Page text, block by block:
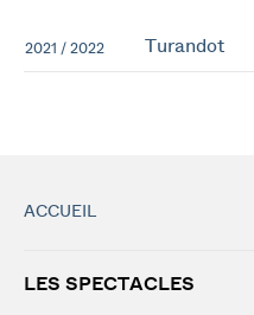
2021 / 2022 Turandot
ACCUEIL
LES SPECTACLES